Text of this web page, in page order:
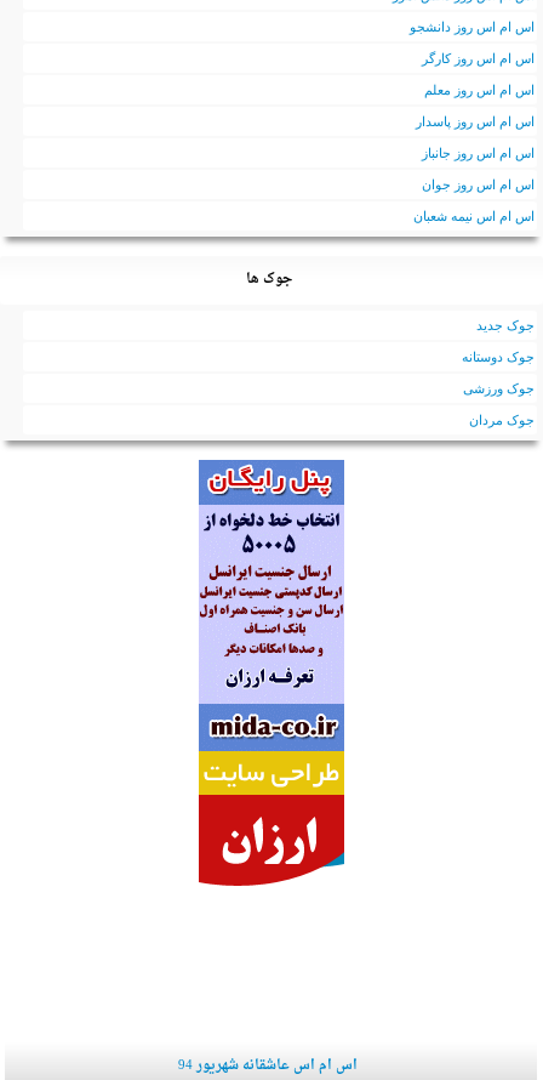
اس ام اس روز دانشجو
اس ام اس روز کارگر
اس ام اس روز معلم
اس ام اس روز پاسدار
اس ام اس روز جانباز
اس ام اس روز جوان
اس ام اس نیمه شعبان
جوک ها
جوک جدید
جوک دوستانه
جوک ورزشی
جوک مردان
اس ام اس عاشقانه شهریور 94